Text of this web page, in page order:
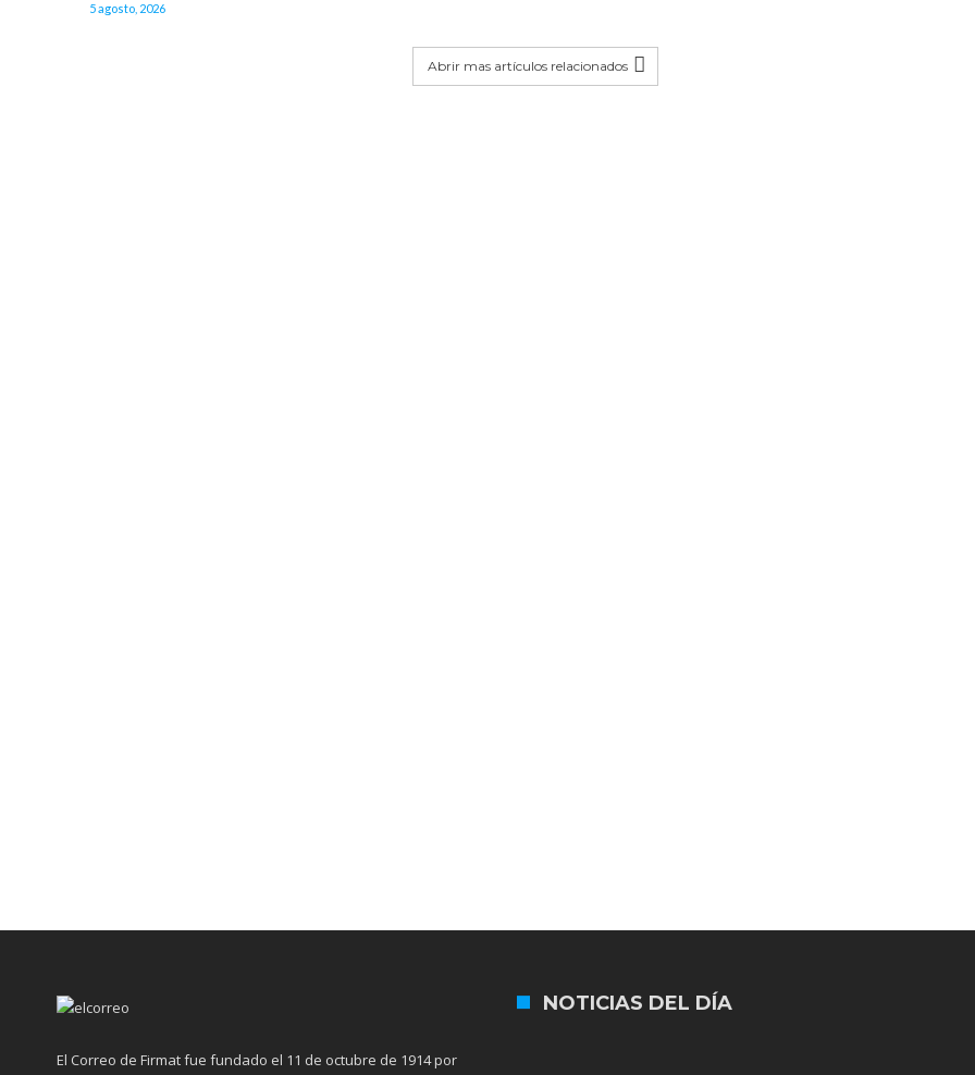
5 agosto, 2026
Abrir mas artículos relacionados
El Correo de Firmat fue fundado el 11 de octubre de 1914 por
NOTICIAS DEL DÍA